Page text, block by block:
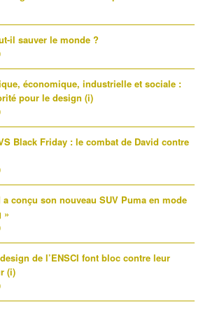
il sauver le monde ?
économique, industrielle et sociale :
pour le design (i)
Black Friday : le combat de David contre
conçu son nouveau SUV Puma en mode
»
de l’ENSCI font bloc contre leur
(i)